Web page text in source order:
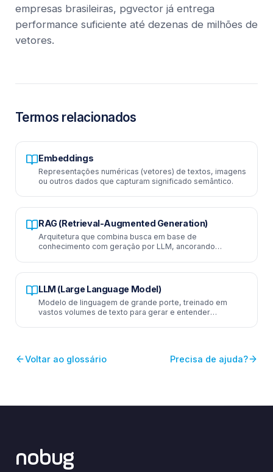
empresas brasileiras, pgvector já entrega
performance suficiente até dezenas de milhões de
vetores.
Termos relacionados
Embeddings
Representações numéricas (vetores) de textos, imagens
ou outros dados que capturam significado semântico.
RAG (Retrieval-Augmented Generation)
Arquitetura que combina busca em base de
conhecimento com geração por LLM, ancorando
LLM (Large Language Model)
Modelo de linguagem de grande porte, treinado em
vastos volumes de texto para gerar e entender
Voltar ao glossário Precisa de ajuda?
nobug